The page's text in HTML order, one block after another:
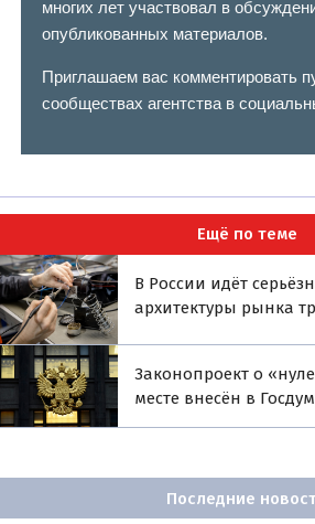
многих лет участвовал в
опубликованных материалов.
Приглашаем вас комментировать
сообществах агентства в
Ещё по теме
В России идёт
архитектуры рынка
Законопроект о
месте внесён в
Последние